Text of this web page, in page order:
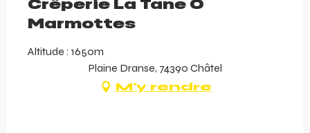
Crêperie La Tane Ô
Marmottes
Altitude : 1650m
Plaine Dranse, 74390 Châtel
M'y rendre